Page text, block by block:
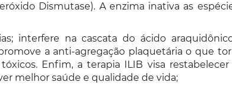
Dismutase). A enzima inativa as
interfere na cascata do ácido
a anti-agregação plaquetária o que
Enfim, a terapia ILIB visa
melhor saúde e qualidade de vida;